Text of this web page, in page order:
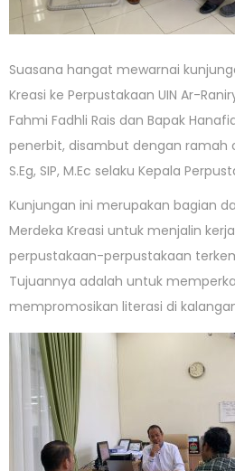
Suasana hangat mewarnai
Kreasi ke Perpustakaan UIN Ar-
Fahmi Fadhli Rais dan Bapak
penerbit, disambut dengan ramah
S.Eg, SIP, M.Ec selaku Kepala
Kunjungan ini merupakan bagian
Merdeka Kreasi untuk menjalin
perpustakaan-perpustakaan
Tujuannya adalah untuk
mempromosikan literasi di